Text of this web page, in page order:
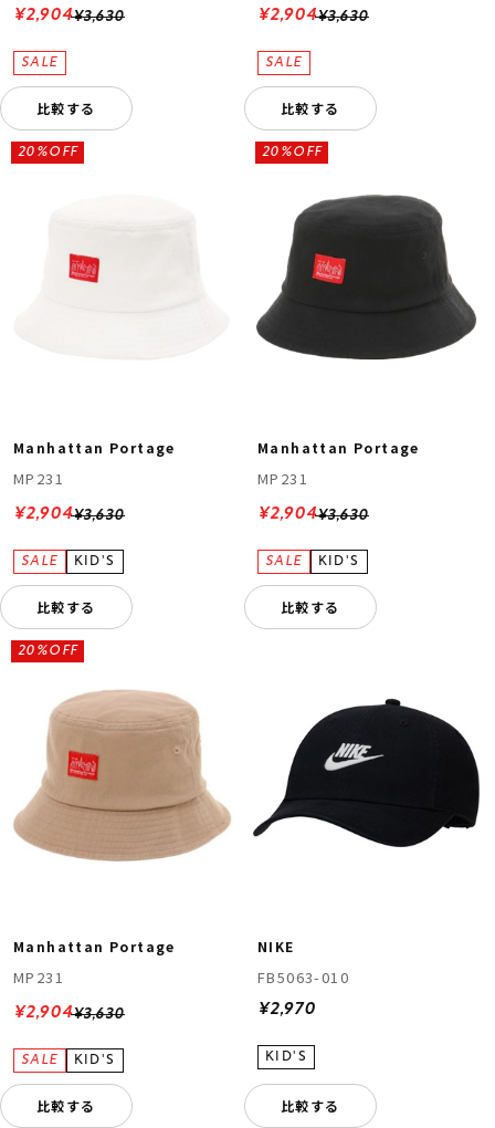
¥3,630
¥2,904
比較する
¥3,630
¥2,904
比較する
Manhattan Portage
MP231
¥3,630
20%OFF
¥2,904
比較する
Manhattan Portage
MP231
¥3,630
20%OFF
¥2,904
比較する
Manhattan Portage
MP231
¥3,630
20%OFF
¥2,904
比較する
NIKE
FB5063-010
¥2,970
比較する